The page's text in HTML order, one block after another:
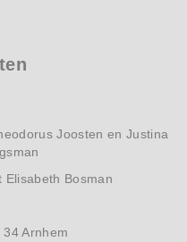
Joosten en Justina
Elisabeth Bosman
Arnhem